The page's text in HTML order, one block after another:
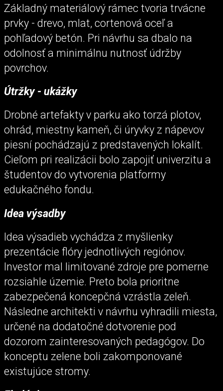
Základný materiálový rámec tvoria trvácne
prvky - drevo, mlat, cortenová oceľ a
pohľadový betón. Pri návrhu sa dbalo na
odolnosť a minimálnu nutnosť údržby
povrchov.
Útržky - ukážky
Drobné artefakty v parku ako torzá plotov,
ohrád, miestny kameň, či úryvky z nápevov
piesní pochádzajú z predstavených lokalít.
Cieľom pri realizácii bolo zapojiť univerzitu a
študentov do vytvorenia platformy
edukačného fondu.
Idea výsadby
Idea výsadieb vychádza z myšlienky
prezentácie flóry jednotlivých regiónov.
Investor mal limitované zdroje pre pomerne
rozsiahle územie. Preto bola prioritne
zabezpečená koncepčná vzrástla zeleň.
Následne architekti v návrhu vyhradili miesta,
určené na dodatočné dotvorenie pod
dozorom zainteresovaných pedagógov. Do
konceptu zelene boli zakomponované
existujúce stromy.